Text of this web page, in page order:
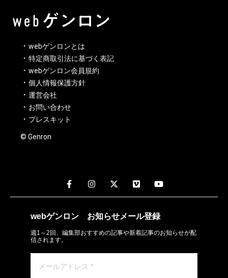
webゲンロンとは
特定商取引法に基づく表記
webゲンロン会員規約
個人情報保護方針
運営会社
お問い合わせ
プレスキット
© Genron
webゲンロン お知らせメール登録
週1～2回、編集部おすすめの記事や新着記事のお知らせが配
信されます。